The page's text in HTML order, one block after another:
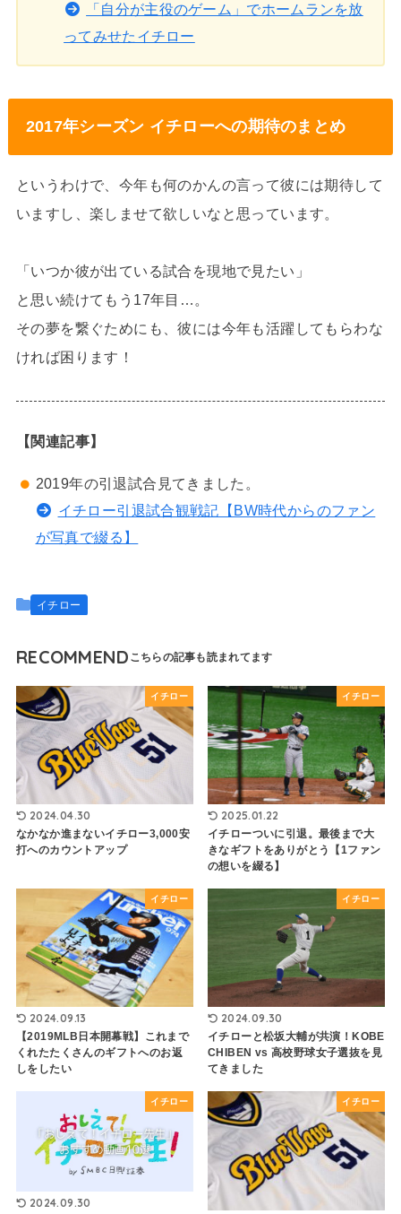
「自分が主役のゲーム」でホームランを放
ってみせたイチロー
2017年シーズン イチローへの期待のまとめ
というわけで、今年も何のかんの言って彼には期待して
いますし、楽しませて欲しいなと思っています。
「いつか彼が出ている試合を現地で見たい」
と思い続けてもう17年目…。
その夢を繋ぐためにも、彼には今年も活躍してもらわな
ければ困ります！
【関連記事】
2019年の引退試合見てきました。
イチロー引退試合観戦記【BW時代からのファン
が写真で綴る】
イチロー
RECOMMEND
イチロー
2024.04.30
なかなか進まないイチロー3,000安
打へのカウントアップ
イチロー
2025.01.22
イチローついに引退。最後まで大
きなギフトをありがとう【1ファン
の想いを綴る】
イチロー
2024.09.13
【2019MLB日本開幕戦】これまで
くれたたくさんのギフトへのお返
しをしたい
イチロー
2024.09.30
イチローと松坂大輔が共演！KOBE
CHIBEN vs 高校野球女子選抜を見
てきました
イチロー
2024.09.30
イチロー